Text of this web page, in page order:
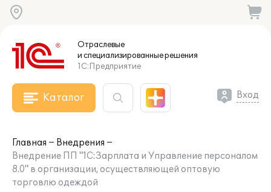
Отраслевые
и специализированныерешения
1С:Предприятие
Каталог Вход
Главная
Внедрения
Внедрение ПП "1С:Зарплата и Управление персоналом
8.0" в организации, осуществляющей оптовую
торговлю одеждой